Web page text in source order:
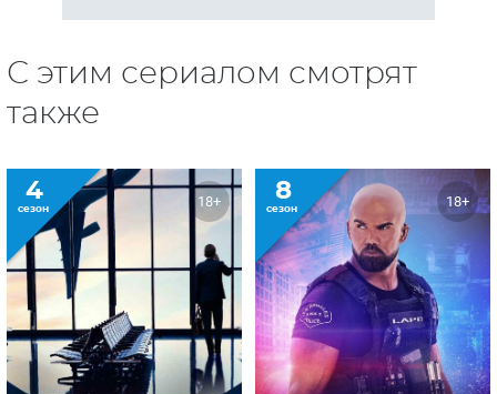
С этим сериалом смотрят
также
4
сезон 18+ 8
сезон 18+